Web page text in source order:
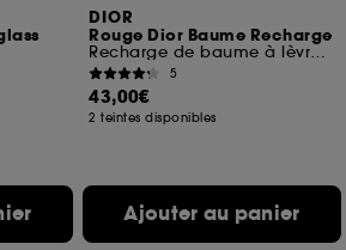
DIOR
Rouge Dior Baume Recharge
Recharge de baume à lèvres universel
5
43,00€
2 teintes disponibles
Ajouter au panier